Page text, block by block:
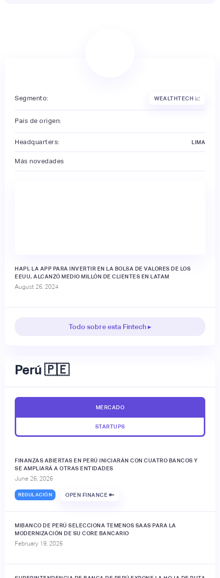
Segmento: WEALTHTECH 📈
País de origen:
Headquarters: LIMA
Más novedades
HAPI, LA APP PARA INVERTIR EN LA BOLSA DE VALORES DE LOS
EEUU, ALCANZÓ MEDIO MILLÓN DE CLIENTES EN LATAM
August 26, 2024
Todo sobre esta Fintech ▸
Perú 🇵🇪
MERCADO
STARTUPS
FINANZAS ABIERTAS EN PERÚ INICIARÁN CON CUATRO BANCOS Y
SE AMPLIARÁ A OTRAS ENTIDADES
June 26, 2026
REGULACIÓN OPEN FINANCE 🔑
MIBANCO DE PERÚ SELECCIONA TEMENOS SAAS PARA LA
MODERNIZACIÓN DE SU CORE BANCARIO
February 19, 2026